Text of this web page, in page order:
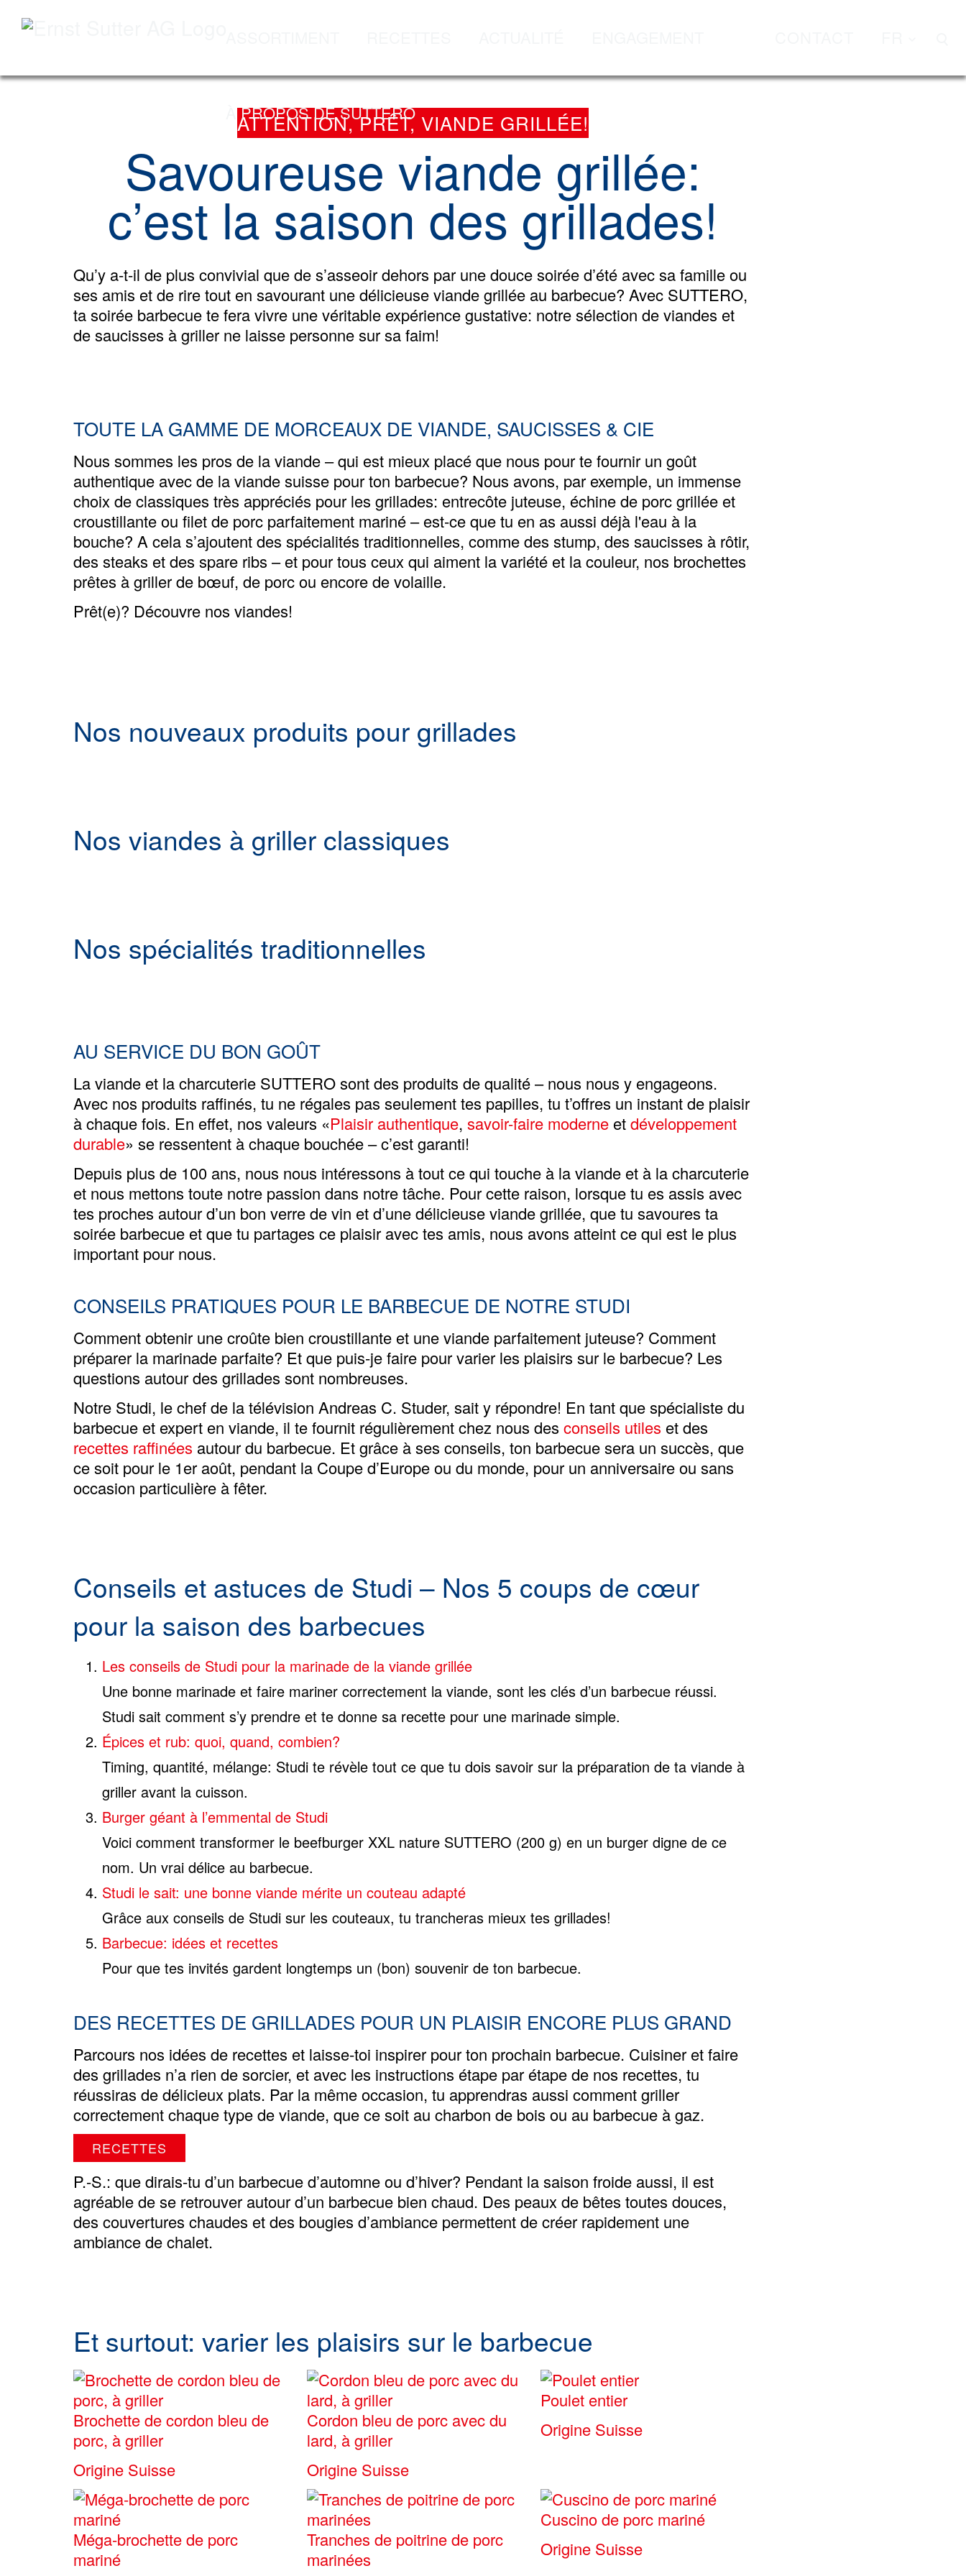
Skip
Skip
À PROPOS DE SUTTERO
ATTENTION, PRÊT, VIANDE GRILLÉE!
Savoureuse viande grillée:
c’est la saison des grillades!
Qu’y a-t-il de plus convivial que de s’asseoir dehors par une douce soirée d’été avec sa famille ou
ses amis et de rire tout en savourant une délicieuse viande grillée au barbecue? Avec SUTTERO,
ta soirée barbecue te fera vivre une véritable expérience gustative: notre sélection de viandes et
de saucisses à griller ne laisse personne sur sa faim!
TOUTE LA GAMME DE MORCEAUX DE VIANDE, SAUCISSES & CIE
Nous sommes les pros de la viande – qui est mieux placé que nous pour te fournir un goût
authentique avec de la viande suisse pour ton barbecue? Nous avons, par exemple, un immense
choix de classiques très appréciés pour les grillades: entrecôte juteuse, échine de porc grillée et
croustillante ou filet de porc parfaitement mariné – est-ce que tu en as aussi déjà l'eau à la
bouche? A cela s’ajoutent des spécialités traditionnelles, comme des stump, des saucisses à rôtir,
des steaks et des spare ribs – et pour tous ceux qui aiment la variété et la couleur, nos brochettes
prêtes à griller de bœuf, de porc ou encore de volaille.
Prêt(e)? Découvre nos viandes!
Nos nouveaux produits pour grillades
Nos viandes à griller classiques
Nos spécialités traditionnelles
AU SERVICE DU BON GOÛT
La viande et la charcuterie SUTTERO sont des produits de qualité – nous nous y engageons.
Avec nos produits raffinés, tu ne régales pas seulement tes papilles, tu t’offres un instant de plaisir
à chaque fois. En effet, nos valeurs «Plaisir authentique, savoir-faire moderne etdéveloppement
durable» se ressentent à chaque bouchée – c’est garanti!
Depuis plus de 100 ans, nous nous intéressons à tout ce qui touche à la viande et à la charcuterie
et nous mettons toute notre passion dans notre tâche. Pour cette raison, lorsque tu es assis avec
tes proches autour d’un bon verre de vin et d’une délicieuse viande grillée, que tu savoures ta
soirée barbecue et que tu partages ce plaisir avec tes amis, nous avons atteint ce qui est le plus
important pour nous.
CONSEILS PRATIQUES POUR LE BARBECUE DE NOTRE STUDI
Comment obtenir une croûte bien croustillante et une viande parfaitement juteuse? Comment
préparer la marinade parfaite? Et que puis-je faire pour varier les plaisirs sur le barbecue? Les
questions autour des grillades sont nombreuses.
Notre Studi, le chef de la télévision Andreas C. Studer, sait y répondre! En tant que spécialiste du
barbecue et expert en viande, il te fournit régulièrement chez nous des conseils utiles et des
recettes raffinées autour du barbecue. Et grâce à ses conseils, ton barbecue sera un succès, que
ce soit pour le 1er août, pendant la Coupe d’Europe ou du monde, pour un anniversaire ou sans
occasion particulière à fêter.
Conseils et astuces de Studi – Nos 5 coups de cœur
pour la saison des barbecues
Les conseils de Studi pour la marinade de la viande grillée
Une bonne marinade et faire mariner correctement la viande, sont les clés d’un barbecue réussi.
Studi sait comment s’y prendre et te donne sa recette pour une marinade simple.
Épices et rub: quoi, quand, combien?
Timing, quantité, mélange: Studi te révèle tout ce que tu dois savoir sur la préparation de ta viande à
griller avant la cuisson.
Burger géant à l’emmental de Studi
Voici comment transformer le beefburger XXL nature SUTTERO (200 g) en un burger digne de ce
nom. Un vrai délice au barbecue.
Studi le sait: une bonne viande mérite un couteau adapté
Grâce aux conseils de Studi sur les couteaux, tu trancheras mieux tes grillades!
Barbecue: idées et recettes
Pour que tes invités gardent longtemps un (bon) souvenir de ton barbecue.
DES RECETTES DE GRILLADES POUR UN PLAISIR ENCORE PLUS GRAND
Parcours nos idées de recettes et laisse-toi inspirer pour ton prochain barbecue. Cuisiner et faire
des grillades n’a rien de sorcier, et avec les instructions étape par étape de nos recettes, tu
réussiras de délicieux plats. Par la même occasion, tu apprendras aussi comment griller
correctement chaque type de viande, que ce soit au charbon de bois ou au barbecue à gaz.
RECETTES
P.-S.: que dirais-tu d’un barbecue d’automne ou d’hiver? Pendant la saison froide aussi, il est
agréable de se retrouver autour d’un barbecue bien chaud. Des peaux de bêtes toutes douces,
des couvertures chaudes et des bougies d’ambiance permettent de créer rapidement une
ambiance de chalet.
Et surtout: varier les plaisirs sur le barbecue
Brochette de cordon bleu de
porc, à griller
Origine Suisse
Cordon bleu de porc avec du
lard, à griller
Origine Suisse
Poulet entier
Origine Suisse
Méga-brochette de porc
mariné
Tranches de poitrine de porc
marinées
Cuscino de porc mariné
Origine Suisse